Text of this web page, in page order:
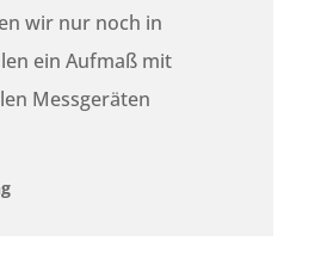
wir nur noch in
ein Aufmaß mit
Messgeräten